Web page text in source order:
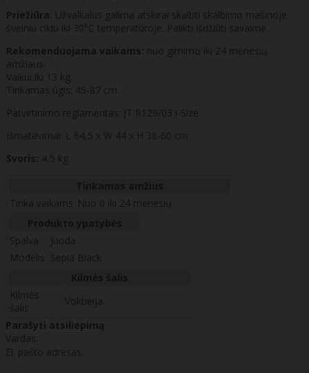
Priežiūra: Užvalkalus galima atskirai skalbti skalbimo mašinoje
švelniu ciklu iki 30°C temperatūroje. Palikti išdžiūti savaime.
Rekomenduojama vaikams: nuo gimimo iki 24 mėnesių
amžiaus.
Vaikui iki 13 kg.
Tinkamas ūgis: 45-87 cm.
Patvirtinimo reglamentas: JT R129/03 i-Size.
Išmatavimai: L 64,5 x W 44 x H 38-60 cm.
Svoris: 4,5 kg.
Tinka vaikams Nuo 0 iki 24 mėnesių.
Spalva
Juoda
Modelis Sepia Black
Kilmės
šalis
Voktieija
Parašyti atsiliepimą
Vardas:
El. pašto adresas: